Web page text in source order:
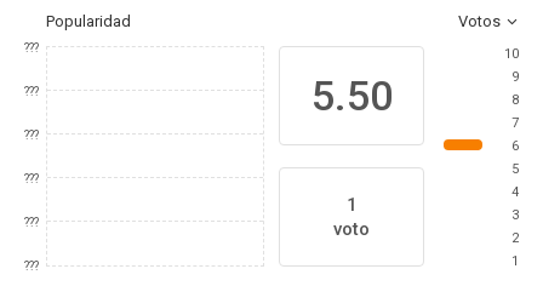
Popularidad Votos
???
???
???
???
???
???
5.50
1
voto
10
9
8
7
6
5
4
3
2
1